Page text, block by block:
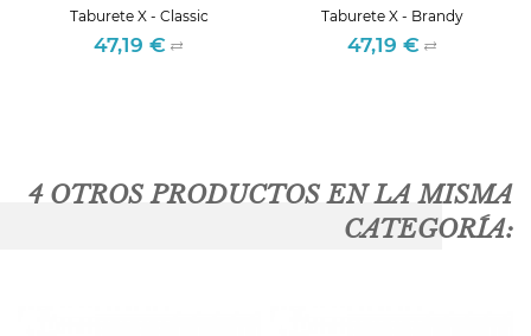
Taburete X - Classic
Precio
47,19 €
Taburete X - Brandy
Precio
47,19 €
4 OTROS PRODUCTOS EN LA MISMA
CATEGORÍA: